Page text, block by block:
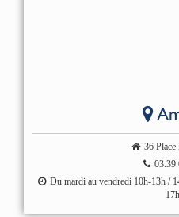
36 Place
Du mardi au vendredi 10h-13h /